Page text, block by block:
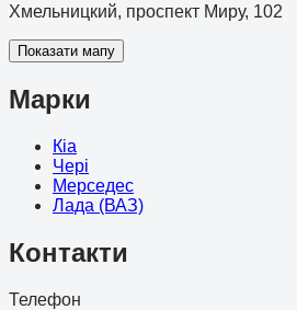
Хмельницкий, проспект Миру, 102
Показати мапу
Марки
Кіа
Чері
Мерседес
Лада (ВАЗ)
Контакти
Телефон